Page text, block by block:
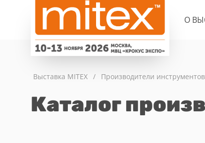
О
Выставка MITEX / Производители инструментов
Каталог